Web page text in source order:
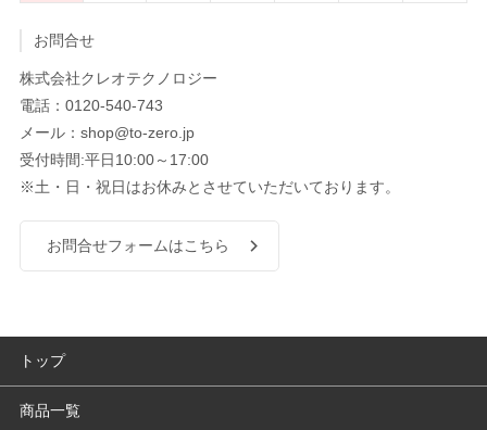
お問合せ
株式会社クレオテクノロジー
電話：0120-540-743
メール：shop@to-zero.jp
受付時間:平日10:00～17:00
※土・日・祝日はお休みとさせていただいております。
お問合せフォームはこちら
トップ
商品一覧